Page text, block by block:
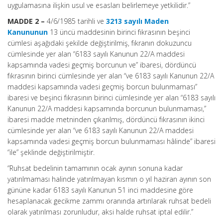
uygulamasına ilişkin usul ve esasları belirlemeye yetkilidir.”
MADDE 2 – 4/6/1985 tarihli ve 3213 sayılı Maden
Kanununun 13 üncü maddesinin birinci fıkrasının beşinci
cümlesi aşağıdaki şekilde değiştirilmiş, fıkranın dokuzuncu
cümlesinde yer alan “6183 sayılı Kanunun 22/A maddesi
kapsamında vadesi geçmiş borcunun ve” ibaresi, dördüncü
fıkrasının birinci cümlesinde yer alan “ve 6183 sayılı Kanunun 22/A
maddesi kapsamında vadesi geçmiş borcun bulunmaması”
ibaresi ve beşinci fıkrasının birinci cümlesinde yer alan “6183 sayılı
Kanunun 22/A maddesi kapsamında borcunun bulunmaması,”
ibaresi madde metninden çıkarılmış, dördüncü fıkrasının ikinci
cümlesinde yer alan “ve 6183 sayılı Kanunun 22/A maddesi
kapsamında vadesi geçmiş borcun bulunmaması hâlinde” ibaresi
“ile” şeklinde değiştirilmiştir.
“Ruhsat bedelinin tamamının ocak ayının sonuna kadar
yatırılmaması halinde yatırılmayan kısmın o yıl haziran ayının son
gününe kadar 6183 sayılı Kanunun 51 inci maddesine göre
hesaplanacak gecikme zammı oranında artırılarak ruhsat bedeli
olarak yatırılması zorunludur, aksi halde ruhsat iptal edilir.”